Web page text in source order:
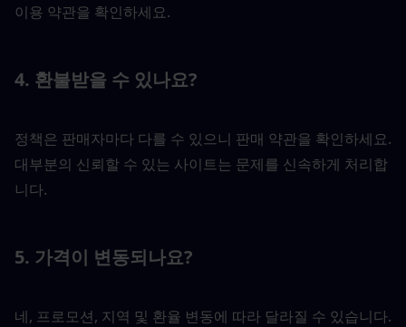
이용 약관을 확인하세요.
4. 환불받을 수 있나요?
정책은 판매자마다 다를 수 있으니 판매 약관을 확인하세요.
대부분의 신뢰할 수 있는 사이트는 문제를 신속하게 처리합
니다.
5. 가격이 변동되나요?
네, 프로모션, 지역 및 환율 변동에 따라 달라질 수 있습니다.